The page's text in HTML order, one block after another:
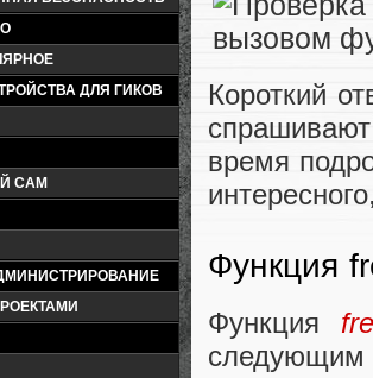
ДЛЯ ГИКОВ
САМ
Короткий
время
Функция
Функция
следующим